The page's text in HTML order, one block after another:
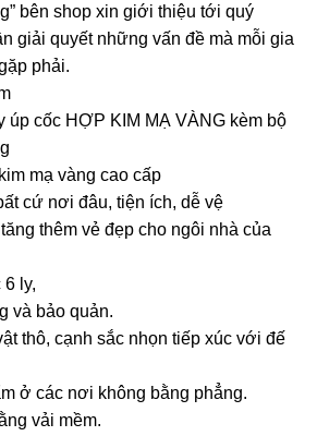
bên shop xin giới thiệu tới quý
giải quyết những vấn đề mà mỗi gia
phải.
úp cốc HỢP KIM MẠ VÀNG kèm bộ
mạ vàng cao cấp
cứ nơi đâu, tiện ích, dễ vệ
thêm vẻ đẹp cho ngôi nhà của
ly,
và bảo quản.
thô, cạnh sắc nhọn tiếp xúc với đế
ở các nơi không bằng phẳng.
vải mềm.